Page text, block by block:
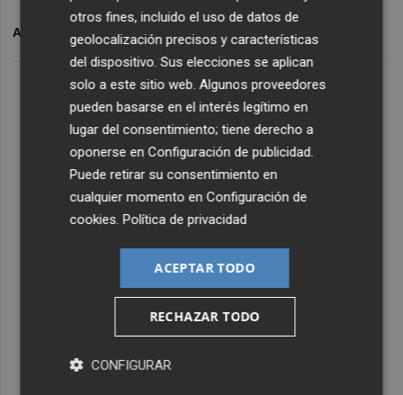
ARCHIVADO EN EDUCACIÓN
otros fines, incluido el uso de datos de
geolocalización precisos y características
del dispositivo. Sus elecciones se aplican
solo a este sitio web. Algunos proveedores
pueden basarse en el interés legítimo en
lugar del consentimiento; tiene derecho a
oponerse enConfiguración de publicidad.
Puede retirar su consentimiento en
cualquier momento enConfiguración de
cookies.Política de privacidad
ACEPTAR TODO
RECHAZAR TODO
CONFIGURAR